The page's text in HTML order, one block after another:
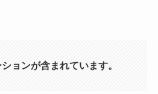
ョンが含まれています。